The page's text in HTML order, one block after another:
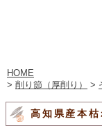
HOME
> 削り節（厚削り） >
高知県産本